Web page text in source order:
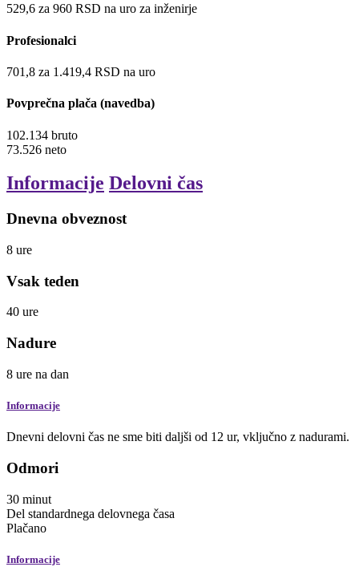
529,6 za 960 RSD na uro za inženirje
Profesionalci
701,8 za 1.419,4 RSD na uro
Povprečna plača (navedba)
102.134 bruto
73.526 neto
Informacije Delovni čas
Dnevna obveznost
8 ure
Vsak teden
40 ure
Nadure
8 ure na dan
Informacije
Dnevni delovni čas ne sme biti daljši od 12 ur, vključno z nadurami.
Odmori
30 minut
Del standardnega delovnega časa
Plačano
Informacije